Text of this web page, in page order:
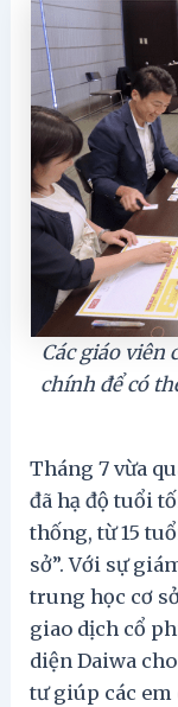
Các giáo viên
chính để có
Tháng 7 vừa
đã hạ độ tuổi
thống, từ 15
sở”. Với sự
trung học cơ
giao dịch cổ
diện Daiwa
tư giúp các